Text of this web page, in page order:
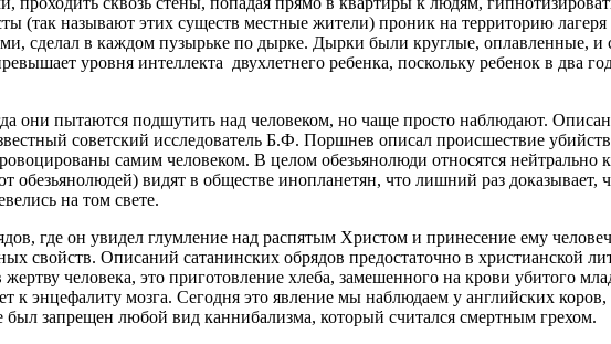
(так называют этих существ местные жители) проник на территорию
сделал в каждом пузырьке по дырке. Дырки были круглые, оплавленные,
уровня интеллекта двухлетнего ребенка, поскольку ребенок в два
они пытаются подшутить над человеком, но чаще просто наблюдают.
советский исследователь Б.Ф. Поршнев описал происшествие
самим человеком. В целом обезьянолюди относятся нейтрально
обезьянолюдей) видят в обществе инопланетян, что лишний раз доказывает,
на том свете.
где он увидел глумление над распятым Христом и принесение ему
свойств. Описаний сатанинских обрядов предостаточно в христианской
человека, это приготовление хлеба, замешенного на крови убитого
к энцефалиту мозга. Сегодня это явление мы наблюдаем у английских
запрещен любой вид каннибализма, который считался смертным грехом.